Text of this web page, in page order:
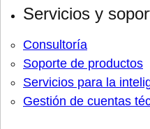
Servicios y
Consultoría
Soporte de productos
Servicios para la
Gestión de cuentas